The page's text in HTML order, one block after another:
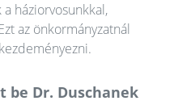
háziorvosunkkal,
az önkormányzatnál
Dr. Duschanek